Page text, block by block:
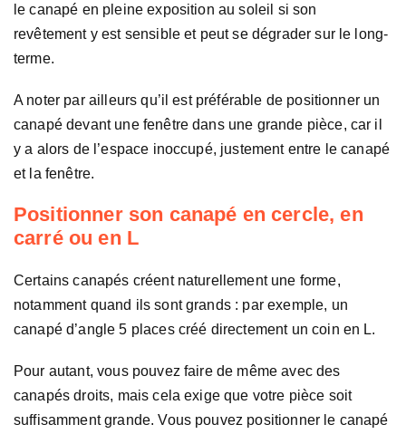
le canapé en pleine exposition au soleil si son
revêtement y est sensible et peut se dégrader sur le long-
terme.
A noter par ailleurs qu’il est préférable de positionner un
canapé devant une fenêtre dans une grande pièce, car il
y a alors de l’espace inoccupé, justement entre le canapé
et la fenêtre.
Positionner son canapé en cercle, en
carré ou en L
Certains canapés créent naturellement une forme,
notamment quand ils sont grands : par exemple, un
canapé d’angle 5 places créé directement un coin en L.
Pour autant, vous pouvez faire de même avec des
canapés droits, mais cela exige que votre pièce soit
suffisamment grande. Vous pouvez positionner le canapé